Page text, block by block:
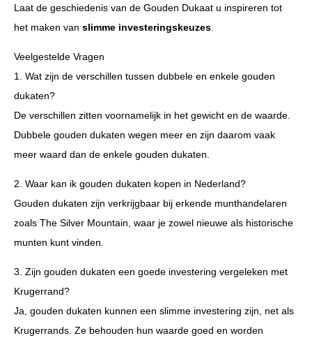
Laat de geschiedenis van de Gouden Dukaat u inspireren tot
het maken van slimme investeringskeuzes
Veelgestelde Vragen
1. Wat zijn de verschillen tussen dubbele en enkele gouden
dukaten?
De verschillen zitten voornamelijk in het gewicht en de waarde.
Dubbele gouden dukaten wegen meer en zijn daarom vaak
meer waard dan de enkele gouden dukaten.
2. Waar kan ik gouden dukaten kopen in Nederland?
Gouden dukaten zijn verkrijgbaar bij erkende munthandelaren
zoals The Silver Mountain, waar je zowel nieuwe als historische
munten kunt vinden.
3. Zijn gouden dukaten een goede investering vergeleken met
Krugerrand?
Ja, gouden dukaten kunnen een slimme investering zijn, net als
Krugerrands. Ze behouden hun waarde goed en worden